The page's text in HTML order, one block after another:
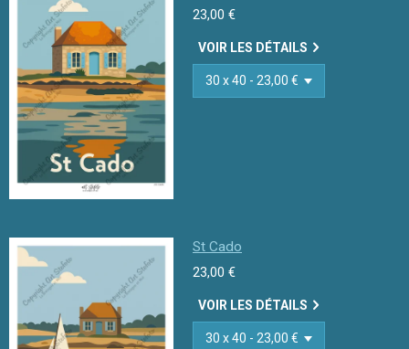
23,00 €
VOIR LES DÉTAILS
St Cado
23,00 €
VOIR LES DÉTAILS